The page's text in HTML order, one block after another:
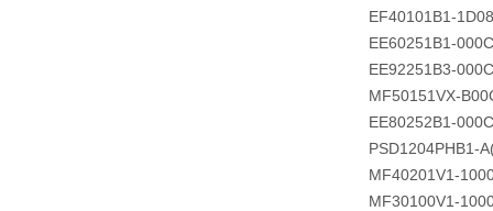
EF40101B1-
EE60251B1-
EE92251B3-
MF50151VX-
EE80252B1-
PSD1204PHB1-
MF40201V1-
MF30100V1-